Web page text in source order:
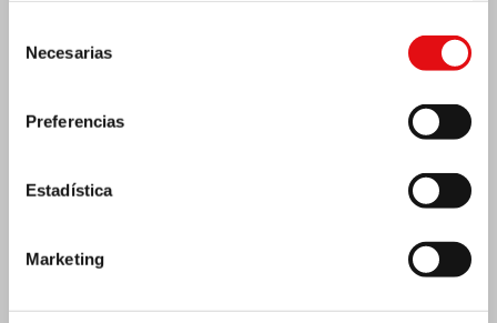
Necesarias
Preferencias
Estadística
Marketing